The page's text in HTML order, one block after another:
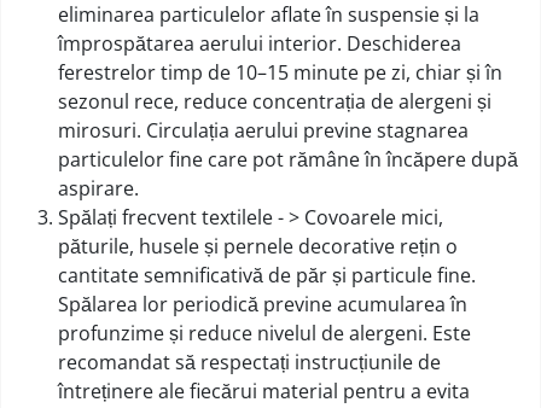
eliminarea particulelor aflate în suspensie și la
împrospătarea aerului interior. Deschiderea
ferestrelor timp de 10–15 minute pe zi, chiar și în
sezonul rece, reduce concentrația de alergeni și
mirosuri. Circulația aerului previne stagnarea
particulelor fine care pot rămâne în încăpere după
aspirare.
Spălați frecvent textilele - > Covoarele mici,
păturile, husele și pernele decorative rețin o
cantitate semnificativă de păr și particule fine.
Spălarea lor periodică previne acumularea în
profunzime și reduce nivelul de alergeni. Este
recomandat să respectați instrucțiunile de
întreținere ale fiecărui material pentru a evita